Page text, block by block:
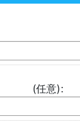
ル (任意):